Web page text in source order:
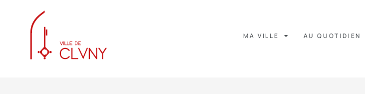
MA VILLE AU QUOTIDIEN